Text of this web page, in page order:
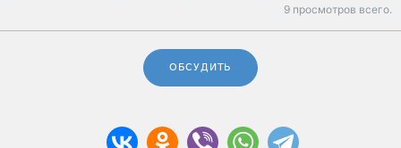
9 просмотров всего.
ОБСУДИТЬ